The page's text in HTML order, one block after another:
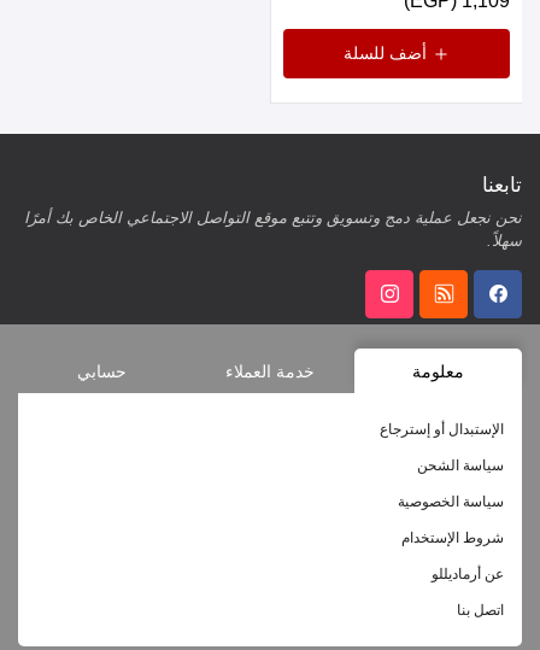
أضف للسلة
تابعنا
نحن نجعل عملية دمج وتسويق وتتبع موقع التواصل الاجتماعي الخاص بك أمرًا
سهلاً.
معلومة خدمة العملاء حسابي
الإستبدال أو إسترجاع
سياسة الشحن
سياسة الخصوصية
شروط الإستخدام
عن أرماديللو
اتصل بنا